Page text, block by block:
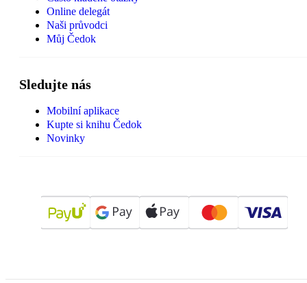
Online delegát
Naši průvodci
Můj Čedok
Sledujte nás
Mobilní aplikace
Kupte si knihu Čedok
Novinky